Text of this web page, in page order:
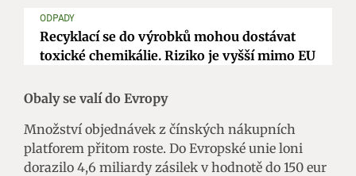
ODPADY
Recyklací se do výrobků mohou dostávat
toxické chemikálie. Riziko je vyšší mimo EU
Obaly se valí do Evropy
Množství objednávek z čínských nákupních
platforem přitom roste. Do Evropské unie loni
dorazilo 4,6 miliardy zásilek v hodnotě do 150 eur